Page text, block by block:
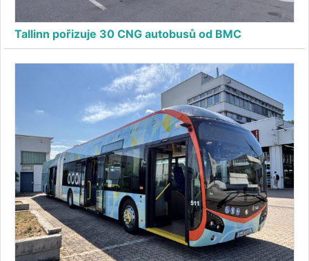
Tallinn pořizuje 30 CNG autobusů od BMC